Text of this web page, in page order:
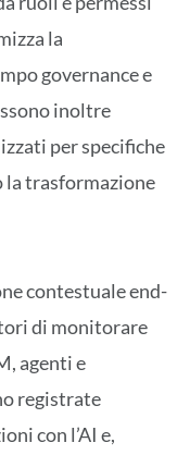
la
governance e
inoltre
per specifiche
trasformazione
contestuale end-
di monitorare
agenti e
registrate
con l’AI e,